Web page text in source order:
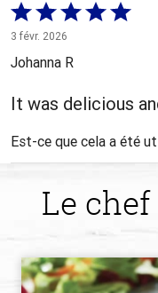
Coté
5 sur
5
3 févr. 2026
Johanna R
It was delicious
Est-ce que cela a été
Le